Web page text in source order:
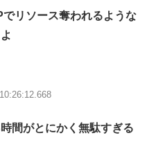
リソース奪われるような
間がとにかく無駄すぎる